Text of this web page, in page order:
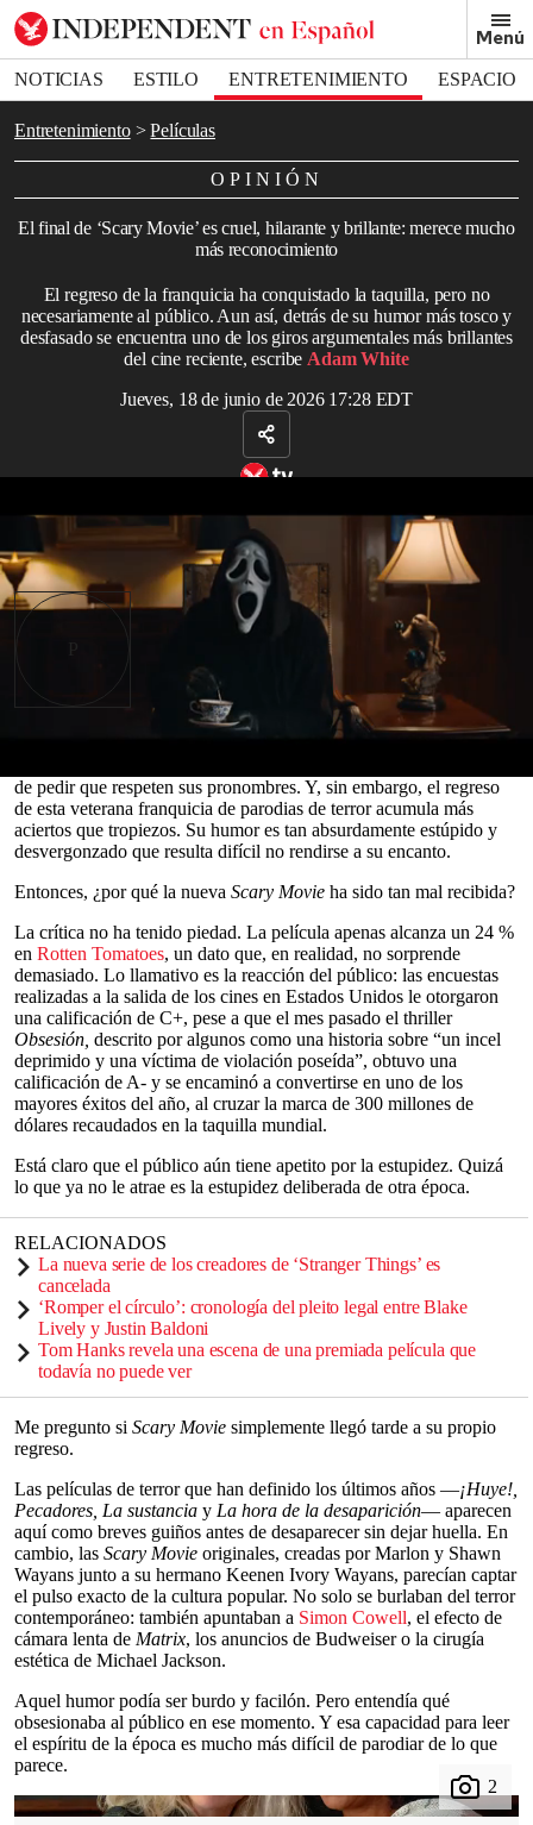
Menú
NOTICIAS ESTILO ENTRETENIMIENTO
ESPACIO
DEPORTES
Entretenimiento Películas
OPINIÓN
El final de ‘Scary Movie’ es cruel, hilarante y brillante: merece mucho
más reconocimiento
El regreso de la franquicia ha conquistado la taquilla, pero no
necesariamente al público. Aun así, detrás de su humor más tosco y
desfasado se encuentra uno de los giros argumentales más brillantes
del cine reciente, escribe Adam White
Jueves, 18 de junio de 2026 17:28 EDT
Bookmark popover
Removed from bookmarks
Close popover
seconds
seconds
Read in English
ermítanme plantear un escenario incómodo:
Movie: terroríficamente incorrecta es la película
más divertida y, quizá, la más interesante del año
creativo.
Es una afirmación extraña cuando la cinta incluye
al menos cinco chistes torpes sobre un hombre gay reprimido que
agrede a adolescentes, además de un personaje —llamada, sin
de pedir que respeten sus pronombres. Y, sin embargo, el regreso
de esta veterana franquicia de parodias de terror acumula más
aciertos que tropiezos. Su humor es tan absurdamente estúpido y
desvergonzado que resulta difícil no rendirse a su encanto.
Entonces, ¿por qué la nueva Scary Movie ha sido tan mal recibida?
La crítica no ha tenido piedad. La película apenas alcanza un 24 %
en Rotten Tomatoes, un dato que, en realidad, no sorprende
demasiado. Lo llamativo es la reacción del público: las encuestas
realizadas a la salida de los cines en Estados Unidos le otorgaron
una calificación de C+, pese a que el mes pasado el thriller
Obsesión, descrito por algunos como una historia sobre “un incel
deprimido y una víctima de violación poseída”, obtuvo una
calificación de A- y se encaminó a convertirse en uno de los
mayores éxitos del año, al cruzar la marca de 300 millones de
dólares recaudados en la taquilla mundial.
Está claro que el público aún tiene apetito por la estupidez. Quizá
lo que ya no le atrae es la estupidez deliberada de otra época.
RELACIONADOS
La nueva serie de los creadores de ‘Stranger Things’ es
cancelada
‘Romper el círculo’: cronología del pleito legal entre Blake
Lively y Justin Baldoni
Tom Hanks revela una escena de una premiada película que
todavía no puede ver
Me pregunto si Scary Movie simplemente llegó tarde a su propio
regreso.
Las películas de terror que han definido los últimos años —¡Huye!,
Pecadores, La sustancia y La hora de la desaparición— aparecen
aquí como breves guiños antes de desaparecer sin dejar huella. En
cambio, las Scary Movie originales, creadas por Marlon y Shawn
Wayans junto a su hermano Keenen Ivory Wayans, parecían captar
el pulso exacto de la cultura popular. No solo se burlaban del terror
contemporáneo: también apuntaban a Simon Cowell, el efecto de
cámara lenta de Matrix, los anuncios de Budweiser o la cirugía
estética de Michael Jackson.
Aquel humor podía ser burdo y facilón. Pero entendía qué
obsesionaba al público en ese momento. Y esa capacidad para leer
el espíritu de la época es mucho más difícil de parodiar de lo que
parece.